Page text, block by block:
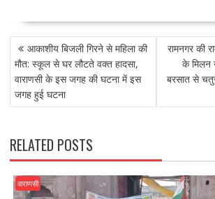
e
b
o
o
k
to
d
o
ai
l
ar
e
POST
NAVIGATION
आकाशीय बिजली गिरने से महिला की
मौत: स्कूल से घर लौटते वक्त हादसा,
वाराणसी के इस जगह की घटना में इस
जगह हुई घटना
रामनगर की
के मिलन
बरसात से
RELATED POSTS
वाराणसी